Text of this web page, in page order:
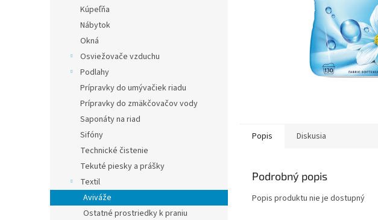
Kúpeľňa
Nábytok
Okná
Osviežovače vzduchu
Podlahy
Prípravky do umývačiek riadu
Prípravky do zmäkčovačov vody
Saponáty na riad
Sifóny
Technické čistenie
Tekuté piesky a prášky
Textil
Aviváže
Ostatné prostriedky k praniu
Popis Diskusia
Podrobný popis
Popis produktu nie je dostupný